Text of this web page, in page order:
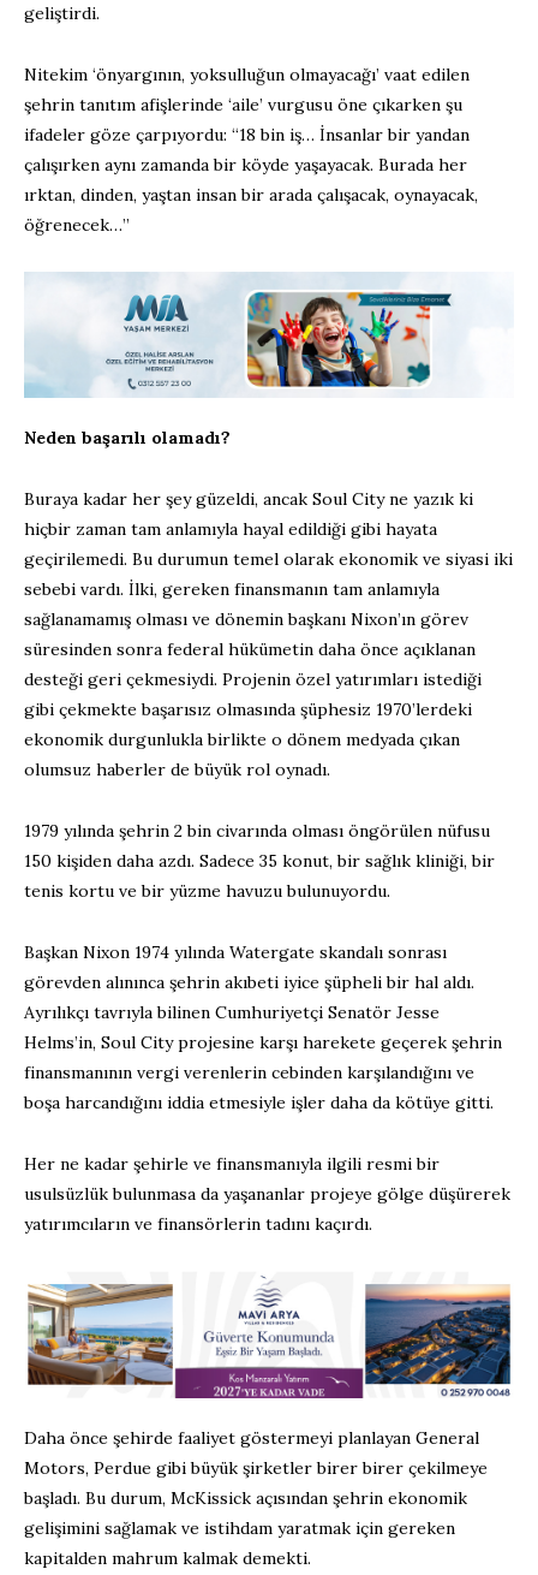
geliştirdi.
Nitekim ‘önyargının, yoksulluğun olmayacağı’ vaat edilen
şehrin tanıtım afişlerinde ‘aile’ vurgusu öne çıkarken şu
ifadeler göze çarpıyordu: “18 bin iş… İnsanlar bir yandan
çalışırken aynı zamanda bir köyde yaşayacak. Burada her
ırktan, dinden, yaştan insan bir arada çalışacak, oynayacak,
öğrenecek…”
Neden başarılı olamadı?
Buraya kadar her şey güzeldi, ancak Soul City ne yazık ki
hiçbir zaman tam anlamıyla hayal edildiği gibi hayata
geçirilemedi. Bu durumun temel olarak ekonomik ve siyasi iki
sebebi vardı. İlki, gereken finansmanın tam anlamıyla
sağlanamamış olması ve dönemin başkanı Nixon’ın görev
süresinden sonra federal hükümetin daha önce açıklanan
desteği geri çekmesiydi. Projenin özel yatırımları istediği
gibi çekmekte başarısız olmasında şüphesiz 1970’lerdeki
ekonomik durgunlukla birlikte o dönem medyada çıkan
olumsuz haberler de büyük rol oynadı.
1979 yılında şehrin 2 bin civarında olması öngörülen nüfusu
150 kişiden daha azdı. Sadece 35 konut, bir sağlık kliniği, bir
tenis kortu ve bir yüzme havuzu bulunuyordu.
Başkan Nixon 1974 yılında Watergate skandalı sonrası
görevden alınınca şehrin akıbeti iyice şüpheli bir hal aldı.
Ayrılıkçı tavrıyla bilinen Cumhuriyetçi Senatör Jesse
Helms’in, Soul City projesine karşı harekete geçerek şehrin
finansmanının vergi verenlerin cebinden karşılandığını ve
boşa harcandığını iddia etmesiyle işler daha da kötüye gitti.
Her ne kadar şehirle ve finansmanıyla ilgili resmi bir
usulsüzlük bulunmasa da yaşananlar projeye gölge düşürerek
yatırımcıların ve finansörlerin tadını kaçırdı.
Daha önce şehirde faaliyet göstermeyi planlayan General
Motors, Perdue gibi büyük şirketler birer birer çekilmeye
başladı. Bu durum, McKissick açısından şehrin ekonomik
gelişimini sağlamak ve istihdam yaratmak için gereken
kapitalden mahrum kalmak demekti.